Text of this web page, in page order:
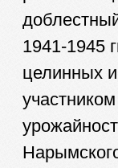
1941-1945
целинных